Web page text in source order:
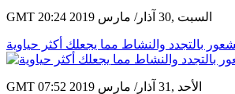
GMT 20:24 2019 السبت ,30 آذار/ مارس
بالتجدد والنشاط مما يجعلك أكثر حياوية
GMT 07:52 2019 الأحد ,31 آذار/ مارس